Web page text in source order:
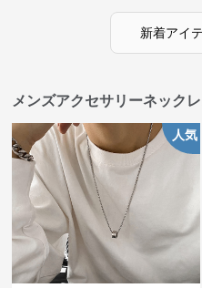
新着アイ
メンズアクセサリーネック
人気